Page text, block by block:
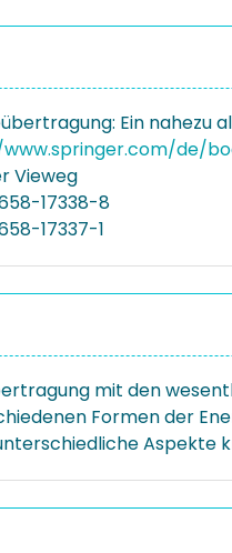
Ein nahezu
de/
Vieweg
17338-8
17337-1
mit den
Formen der
Aspekte